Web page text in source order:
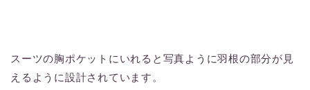
スーツの胸ポケットにいれると写真ように羽根の部分が見
えるように設計されています。